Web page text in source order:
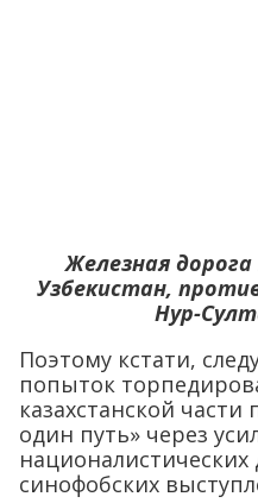
Железная
Узбекистан,
Нур-
Поэтому кстати,
попыток
казахстанской
один путь» через
синофобских